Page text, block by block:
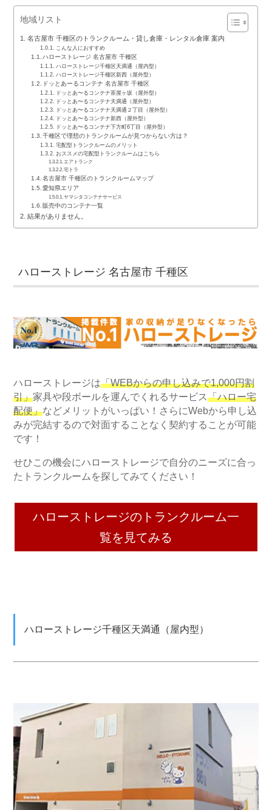
地域リスト
名古屋市 千種区のトランクルーム・貸し倉庫・レンタル倉庫 案内
こんな人におすすめ
ハローストレージ 名古屋市 千種区
ハローストレージ千種区天満通（屋内型）
ハローストレージ千種区新西（屋外型）
ドッとあーるコンテナ 名古屋市 千種区
ドッとあ〜るコンテナ茶屋ヶ坂（屋外型）
ドッとあ〜るコンテナ天満通（屋外型）
ドッとあ〜るコンテナ天満通２丁目（屋外型）
ドッとあ〜るコンテナ新西（屋外型）
ドッとあ〜るコンテナ下方町6丁目（屋外型）
千種区で理想のトランクルームが見つからない方は？
宅配型トランクルームのメリット
おススメの宅配型トランクルームはこちら
エアトランク
宅トラ
名古屋市 千種区のトランクルームマップ
愛知県エリア
ヤマシタコンテナサービス
販売中のコンテナ一覧
結果がありません。
ハローストレージ 名古屋市 千種区
ハローストレージは「WEBからの申し込みで1,000円割
引」家具や段ボールを運んでくれるサービス「ハロー宅
配便」などメリットがいっぱい！さらにWebから申し込
みが完結するので対面することなく契約することが可能
です！
せひこの機会にハローストレージで自分のニーズに合っ
たトランクルームを探してみてください！
ハローストレージのトランクルーム一
覧を見てみる
ハローストレージ千種区天満通（屋内型）